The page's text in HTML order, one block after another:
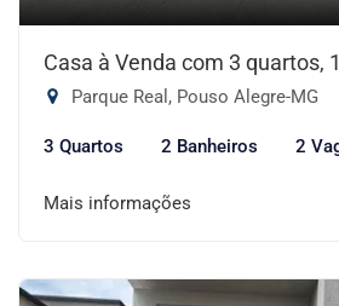
Casa à Venda com 3 quartos,
Parque Real, Pouso Alegre-MG
3 Quartos 2 Banheiros 2
Mais informações